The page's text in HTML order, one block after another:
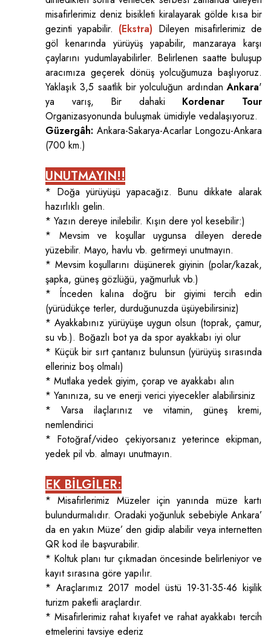
misafirlerimiz deniz bisikleti kiralayarak gölde kısa bir
gezinti yapabilir. (Ekstra) Dileyen misafirlerimiz de
göl kenarında yürüyüş yapabilir, manzaraya karşı
çaylarını yudumlayabilirler. Belirlenen saatte buluşup
aracımıza geçerek dönüş yolcuğumuza başlıyoruz.
Yaklaşık 3,5 saatlik bir yolculuğun ardındanAnkara'
ya varış, Bir dahaki Kordenar Tour
Organizasyonunda buluşmak ümidiyle vedalaşıyoruz.
Güzergâh: Ankara-Sakarya-Acarlar Longozu-Ankara
(700 km.)
UNUTMAYIN!!
* Doğa yürüyüşü yapacağız. Bunu dikkate alarak
hazırlıklı gelin.
* Yazın dereye inilebilir. Kışın dere yol kesebilir:)
* Mevsim ve koşullar uygunsa dileyen derede
yüzebilir. Mayo, havlu vb. getirmeyi unutmayın.
* Mevsim koşullarını düşünerek giyinin (polar/kazak,
şapka, güneş gözlüğü, yağmurluk vb.)
* Ínceden kalına doğru bir giyimi tercih edin
(yürüdükçe terler, durduğunuzda üşüyebilirsiniz)
* Ayakkabınız yürüyüşe uygun olsun (toprak, çamur,
su vb.). Boğazlı bot ya da spor ayakkabı iyi olur
* Küçük bir sırt çantanız bulunsun (yürüyüş sırasında
elleriniz boş olmalı)
* Mutlaka yedek giyim, çorap ve ayakkabı alın
* Yanınıza, su ve enerji verici yiyecekler alabilirsiniz
* Varsa ilaçlarınız ve vitamin, güneş kremi,
nemlendirici
* Fotoğraf/video çekiyorsanız yeterince ekipman,
yedek pil vb. almayı unutmayın.
EK BİLGİLER:
* Misafirlerimiz Müzeler için yanında müze kartı
bulundurmalıdır. Oradaki yoğunluk sebebiyle Ankara’
da en yakın Müze’ den gidip alabilir veya internetten
QR kod ile başvurabilir.
* Koltuk planı tur çıkmadan öncesinde belirleniyor ve
kayıt sırasına göre yapılır.
* Araçlarımız 2017 model üstü 19-31-35-46 kişilik
turizm paketli araçlardır.
* Misafirlerimiz rahat kıyafet ve rahat ayakkabı tercih
etmelerini tavsiye ederiz
US$72
US$72